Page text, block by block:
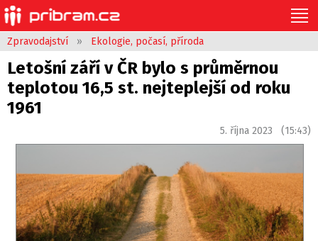
Zpravodajství » Ekologie, počasí, příroda
Letošní září v ČR bylo s průměrnou
teplotou 16,5 st. nejteplejší od roku
1961
5. října 2023 (15:43)